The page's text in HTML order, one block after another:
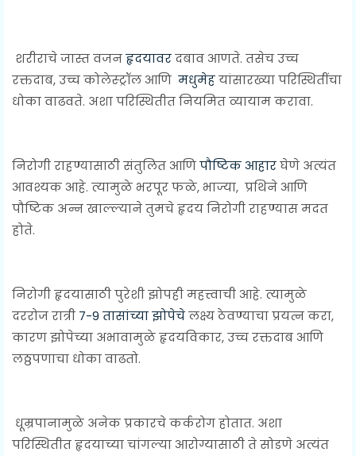
शरीराचे जास्त वजनहृदयावरदबाव आणते. तसेच उच्च
रक्तदाब, उच्च कोलेस्ट्रॉल आणि मधुमेहयांसारख्या परिस्थितींचा
धोका वाढवते. अशा परिस्थितीत नियमित व्यायाम करावा.
निरोगी राहण्यासाठी संतुलित आणिपौष्टिक आहारघेणे अत्यंत
आवश्यक आहे. त्यामुळे भरपूर फळे, भाज्या, प्रथिने आणि
पौष्टिक अन्न खाल्ल्याने तुमचे हृदय निरोगी राहण्यास मदत
होते.
निरोगी हृदयासाठी पुरेशी झोपही महत्त्वाची आहे. त्यामुळे
दररोज रात्री 7-9 तासांच्या झोपेचेलक्ष्य ठेवण्याचा प्रयत्न करा,
कारण झोपेच्या अभावामुळे हृदयविकार, उच्च रक्तदाब आणि
लठ्ठपणाचा धोका वाढतो.
धूम्रपानामुळे अनेक प्रकारचे कर्करोग होतात. अशा
परिस्थितीत हृदयाच्या चांगल्या आरोग्यासाठी ते सोडणे अत्यंत